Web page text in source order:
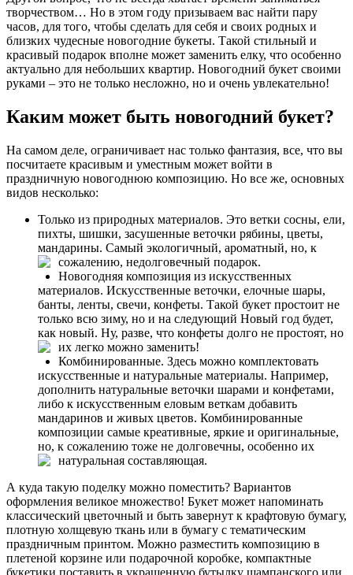
творчеством… Но в этом году призываем вас найти пару
часов, для того, чтобы сделать для себя и своих родных и
близких чудесные новогодние букеты. Такой стильный и
красивый подарок вполне может заменить елку, что особенно
актуально для небольших квартир. Новогодний букет своими
руками – это не только несложно, но и очень увлекательно!
Каким может быть новогодний букет?
На самом деле, ограничивает нас только фантазия, все, что вы
посчитаете красивым и уместным может войти в
праздничную новогоднюю композицию. Но все же, основных
видов несколько:
Только из природных материалов. Это ветки сосны, ели,
пихты, шишки, засушенные веточки рябины, цветы,
мандарины. Самый экологичный, ароматный, но, к
сожалению, недолговечный подарок.
Новогодняя композиция из искусственных
материалов. Искусственные веточки, елочные шары,
банты, ленты, свечи, конфеты. Такой букет простоит не
только всю зиму, но и на следующий Новый год будет,
как новый. Ну, разве, что конфеты долго не простоят, но
их легко можно заменить!
Комбинированные. Здесь можно комплектовать
искусственные и натуральные материалы. Например,
дополнить натуральные веточки шарами и конфетами,
либо к искусственным еловым веткам добавить
мандаринов и живых цветов. Комбинированные
композиции самые креативные, яркие и оригинальные,
но, к сожалению тоже не долговечны, особенно их
натуральная составляющая.
А куда такую поделку можно поместить? Вариантов
оформления великое множество! Букет может напоминать
классический цветочный и быть завернут к крафтовую бумагу,
плотную холщевую ткань или в бумагу с тематическим
праздничным принтом. Можно разместить композицию в
плетеной корзине или подарочной коробке, компактные
букетики поставить в украшенную бутылку шампанского или